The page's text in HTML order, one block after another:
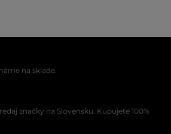
na sklade.
značky na Slovensku. Kupujete 100%